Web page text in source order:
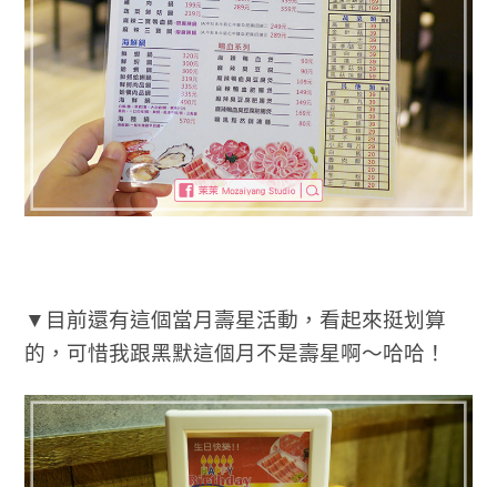
▼目前還有這個當月壽星活動，看起來挺划算
的，可惜我跟黑默這個月不是壽星啊～哈哈！